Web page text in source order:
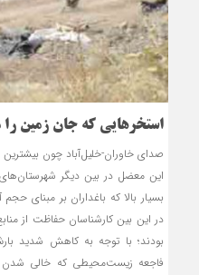
استخرهایی که جان زمین را
صدای خاوران-خلیل‌آباد چون
این معضل در بین دیگر
بسیار بالا که باغداران بر مبنای
در این بین کارشناسان حفاظت از
بودند؛ با توجه به کاهش شدید
فاجعه زیست‌محیطی که خالی شدن